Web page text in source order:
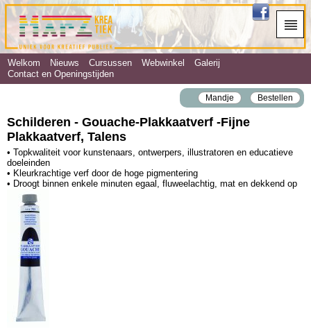
Welkom Nieuws Cursussen Webwinkel
Galerij
Contact en Openingstijden
Mandje Bestellen
Schilderen - Gouache‐Plakkaatverf ‐Fijne
Plakkaatverf, Talens
• Topkwaliteit voor kunstenaars, ontwerpers, illustratoren en educatieve
doeleinden
• Kleurkrachtige verf door de hoge pigmentering
• Droogt binnen enkele minuten egaal, fluweelachtig, mat en dekkend op